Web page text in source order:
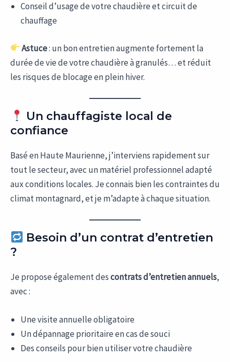
Conseil d’usage de votre chaudière et circuit de
chauffage
Astuce: un bon entretien augmente fortement la
durée de vie de votre chaudière à granulés… et réduit
les risques de blocage en plein hiver.
Un chauffagiste local de
confiance
Basé en Haute Maurienne, j’interviens rapidement sur
tout le secteur, avec un matériel professionnel adapté
aux conditions locales. Je connais bien les contraintes du
climat montagnard, et je m’adapte à chaque situation.
Besoin d’un contrat d’entretien
?
Je propose également descontrats d’entretien annuels,
avec :
Une visite annuelle obligatoire
Un dépannage prioritaire en cas de souci
Des conseils pour bien utiliser votre chaudière